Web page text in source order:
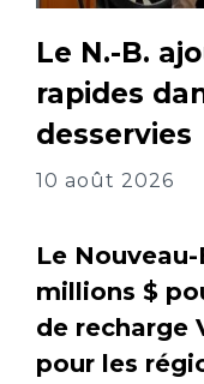
Le N.-B.
rapides
desservies
10 août 2026
Le
millions $
de recharge
pour les